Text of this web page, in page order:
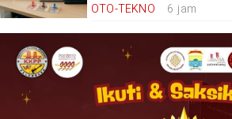
OTO-TEKNO 6 jam